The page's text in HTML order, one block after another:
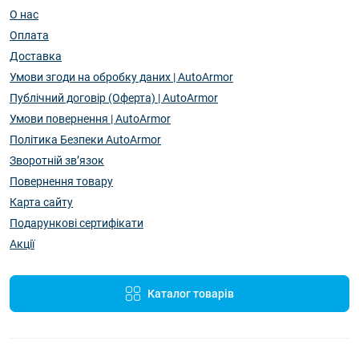
О нас
Оплата
Доставка
Умови згоди на обробку даних | AutoArmor
Публічний договір (Оферта) | AutoArmor
Умови повернення | AutoArmor
Політика Безпеки AutoArmor
Зворотній зв’язок
Повернення товару
Карта сайту
Подарункові сертифікати
Акції
Каталог товарів